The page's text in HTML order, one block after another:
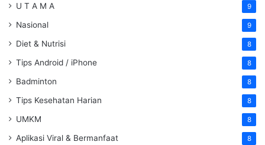
U T A M A 9
Nasional 9
Diet & Nutrisi 8
Tips Android / iPhone 8
Badminton 8
Tips Kesehatan Harian 8
UMKM 8
Aplikasi Viral & Bermanfaat 8